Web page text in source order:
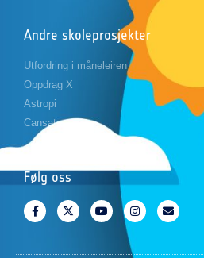
Andre skoleprosjekter
Utfordring i måneleiren
Oppdrag X
Astropi
Cansat
Følg oss